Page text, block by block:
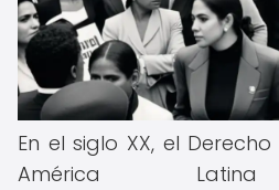
En el siglo XX, el
América Latina